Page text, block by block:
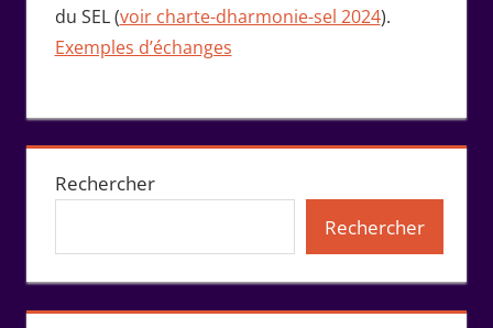
du SEL (voir charte-dharmonie-sel 2024).
Exemples d’échanges
Rechercher
Rechercher